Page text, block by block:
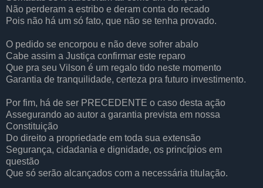
Não perderam a estribo e deram conta do recado
Pois não há um só fato, que não se tenha provado.
O pedido se encorpou e não deve sofrer abalo
Cabe assim a Justiça confirmar este reparo
Que pra seu Vilson é um regalo tido neste momento
Garantia de tranquilidade, certeza pra futuro investimento.
Por fim, há de ser PRECEDENTE o caso desta ação
Assegurando ao autor a garantia prevista em nossa
Constituição
Do direito a propriedade em toda sua extensão
Segurança, cidadania e dignidade, os princípios em
questão
Que só serão alcançados com a necessária titulação.